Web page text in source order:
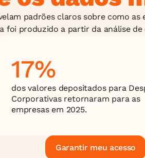
padrões claros sobre como
foi produzido a partir da análise
17%
dos valores depositados para
Corporativas retornaram para as
empresas em 2025.
Garantir meu acesso